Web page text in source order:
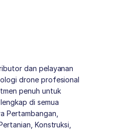
dan pelayanan
drone profesional
penuh untuk
di semua
Pertambangan,
Konstruksi,